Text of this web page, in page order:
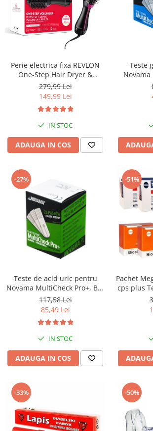
Perie electrica fixa REVLON
One-Step Hair Dryer &
Volumizer, RVDR5222E2,
pentru par mediu si lung
279,99 Lei
149,99 Lei
IN STOC
ADAUGA IN COS
Teste
Novama
BK1-
-27%
Teste de acid uric pentru
Novama MultiCheck Pro+, BK-
U1, 25 teste/ cutie
117,58 Lei
85,49 Lei
IN STOC
ADAUGA IN COS
-51%
Pachet
cps plus
hormon
-33% -50%